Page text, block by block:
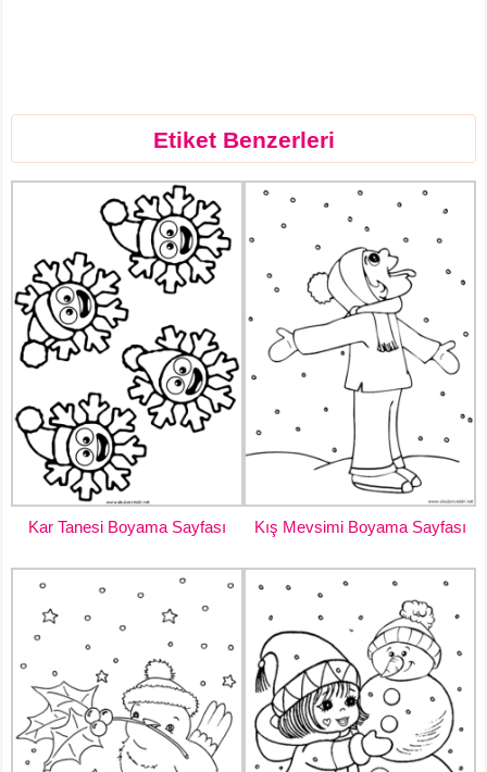
Etiket Benzerleri
Kar Tanesi Boyama Sayfası Kış Mevsimi Boyama Sayfası